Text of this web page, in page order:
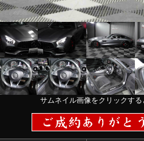
サムネイル画像をクリックす